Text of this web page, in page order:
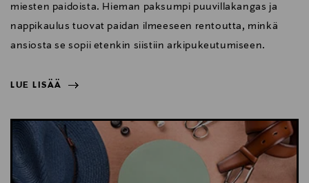
miesten paidoista. Hieman paksumpi puuvillakangas ja
nappikaulus tuovat paidan ilmeeseen rentoutta, minkä
ansiosta se sopii etenkin siistiin arkipukeutumiseen.
LUE LISÄÄ
LUE LISÄÄ